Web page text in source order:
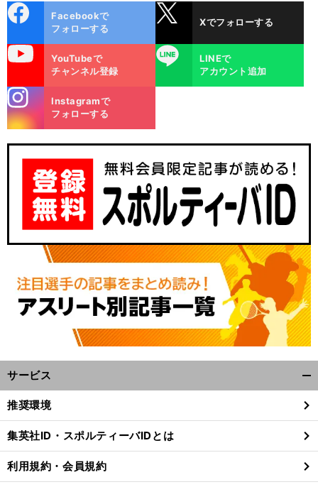
ok
Facebookで
フォローする
Xでフォローする
YouTubeで
チャンネル登録
LINE
LINEで
アカウント追加
m
Instagramで
フォローする
サービス
閉
る
推奨環境
集英社ID・スポルティーバIDとは
利用規約・会員規約